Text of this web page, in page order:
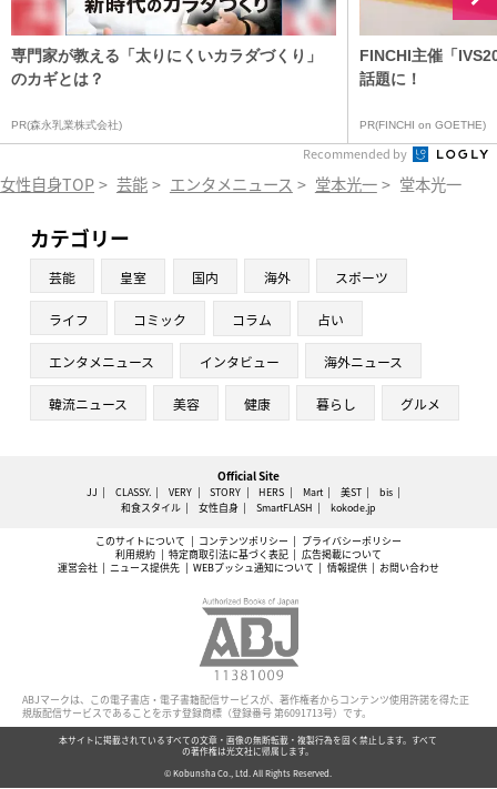
専門家が教える「太りにくいカラダづくり」
のカギとは？
PR(森永乳業株式会社)
FINCHI主催「
話題に！
PR(FINCHI on GOETHE)
Recommended by
女性自身TOP > 芸能 > エンタメニュース > 堂本光一 > 堂本光一 羽
カテゴリー
芸能 皇室 国内 海外 スポーツ
ライフ コミック コラム 占い
エンタメニュース インタビュー 海外ニュース
韓流ニュース 美容 健康 暮らし グルメ
Official Site
JJ CLASSY. VERY STORY HERS Mart 美ST
bis
和食スタイル
女性自身 SmartFLASH kokode.jp
このサイトについて コンテンツポリシー
プライバシーポリシー
利用規約
特定商取引法に基づく表記
広告掲載について
運営会社
ニュース提供先 WEBプッシュ通知について 情報提供 お問い合わせ
ABJマークは、この電子書店・電子書籍配信サービスが、著作権者からコンテンツ使用許諾を得た正
規版配信サービスであることを示す登録商標（登録番号 第6091713号）です。
本サイトに掲載されているすべての文章・画像の無断転載・複製行為を固く禁止します。すべて
の著作権は光文社に帰属します。
© Kobunsha Co., Ltd. All Rights Reserved.